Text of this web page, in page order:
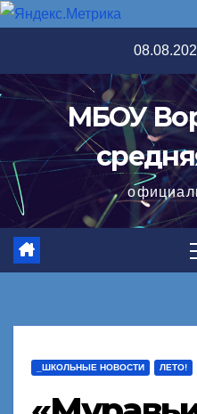
содержимому
МБОУ
_ШКОЛЬНЫЕ НОВОСТИ ЛЕТО!